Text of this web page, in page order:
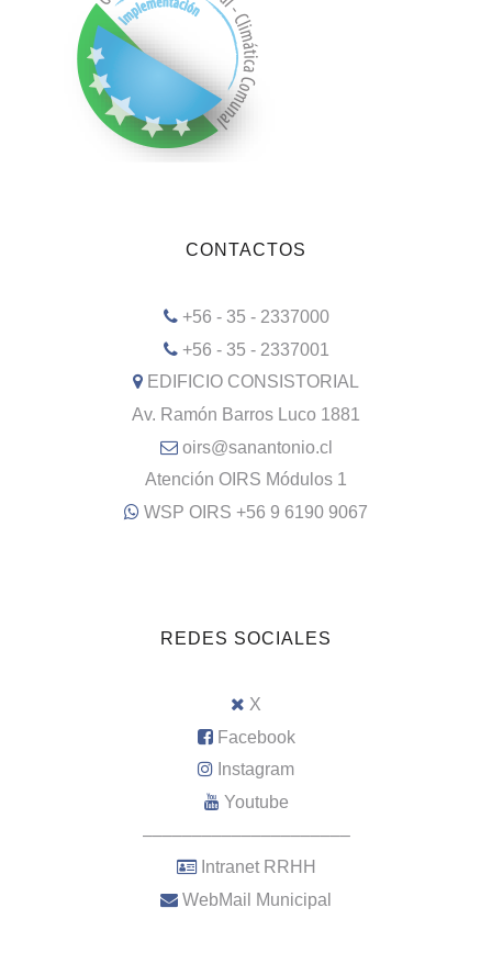
CONTACTOS
+56 - 35 - 2337000
+56 - 35 - 2337001
EDIFICIO CONSISTORIAL
Av. Ramón Barros Luco 1881
oirs@sanantonio.cl
Atención OIRS Módulos 1
WSP OIRS +56 9 6190 9067
REDES SOCIALES
X
Facebook
Instagram
Youtube
–––––––––––––––––––––
Intranet RRHH
WebMail Municipal